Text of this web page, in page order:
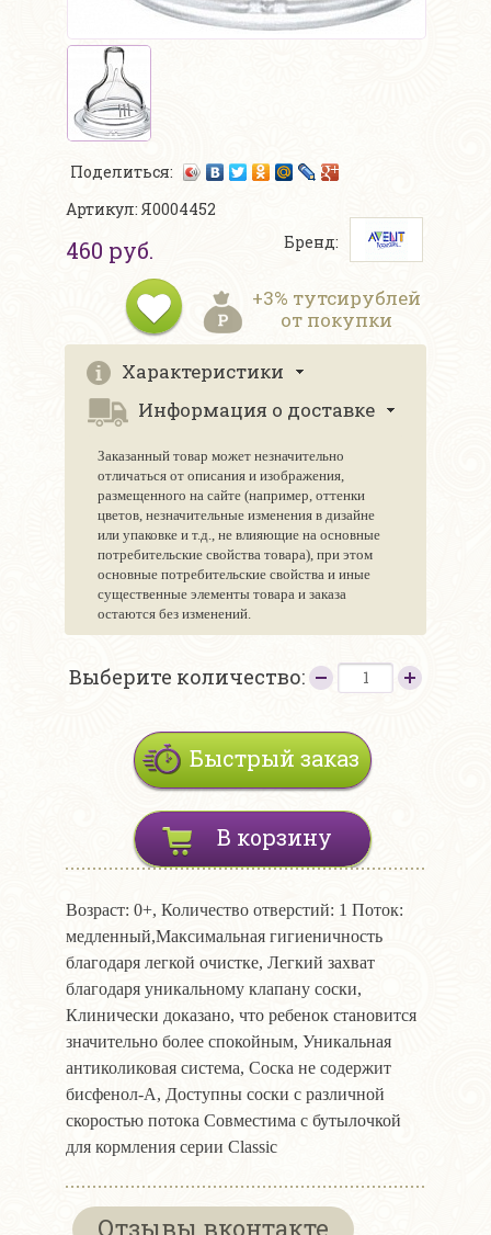
Поделиться:
Артикул: Я0004452
460 руб. Бренд:
+3% тутсирублей
от покупки
Характеристики
Информация о доставке
Заказанный товар может незначительно
отличаться от описания и изображения,
размещенного на сайте (например, оттенки
цветов, незначительные изменения в дизайне
или упаковке и т.д., не влияющие на основные
потребительские свойства товара), при этом
основные потребительские свойства и иные
существенные элементы товара и заказа
остаются без изменений.
Выберите количество:
Быстрый заказ
В корзину
Возраст: 0+, Количество отверстий: 1 Поток:
медленный,Максимальная гигиеничность
благодаря легкой очистке, Легкий захват
благодаря уникальному клапану соски,
Клинически доказано, что ребенок становится
значительно более спокойным, Уникальная
антиколиковая система, Соска не содержит
бисфенол-А, Доступны соски с различной
скоростью потока Совместима с бутылочкой
для кормления серии Classic
Отзывы вконтакте